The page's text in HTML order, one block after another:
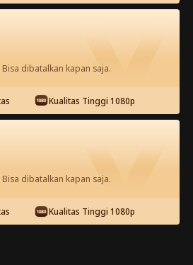
Dengan Istri
Semua Episode
2 3 4
dibatalkan kapan saja.
Kualitas Tinggi 1080p
dibatalkan kapan saja.
Kualitas Tinggi 1080p